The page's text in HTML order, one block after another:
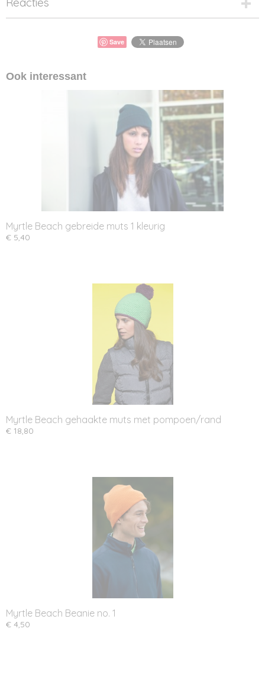
Save
Ook interessant
Myrtle Beach gebreide muts 1 kleurig
€ 5,40
Myrtle Beach gehaakte muts met pompoen/rand
€ 18,80
Myrtle Beach Beanie no. 1
€ 4,50